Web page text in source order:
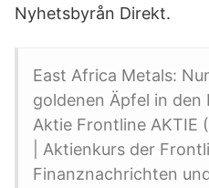
Nyhetsbyrån Direkt.
East Africa Metals:
goldenen Äpfel in den
Aktie Frontline AKTIE
| Aktienkurs der
Finanznachrichten